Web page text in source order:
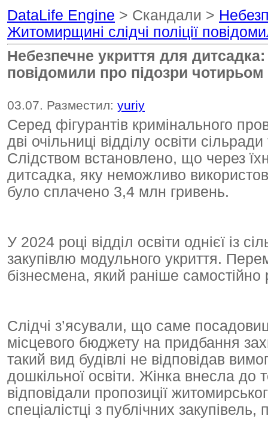
DataLife Engine > Скандали >
Житомирщині слідчі поліції
Небезпечне укриття для
повідомили про підозри
03.07. Разместил: yuriy
Серед фігурантів кримінального
дві очільниці відділу освіти
Слідством встановлено, що через
дитсадка, яку неможливо
було сплачено 3,4 млн гривень.
У 2024 році відділ освіти однієї із
закупівлю модульного укриття.
бізнесмена, який раніше самостійно
Слідчі з’ясували, що саме
місцевого бюджету на придбання
такий вид будівлі не відповідав
дошкільної освіти. Жінка внесла до
відповідали пропозиції
спеціалістці з публічних